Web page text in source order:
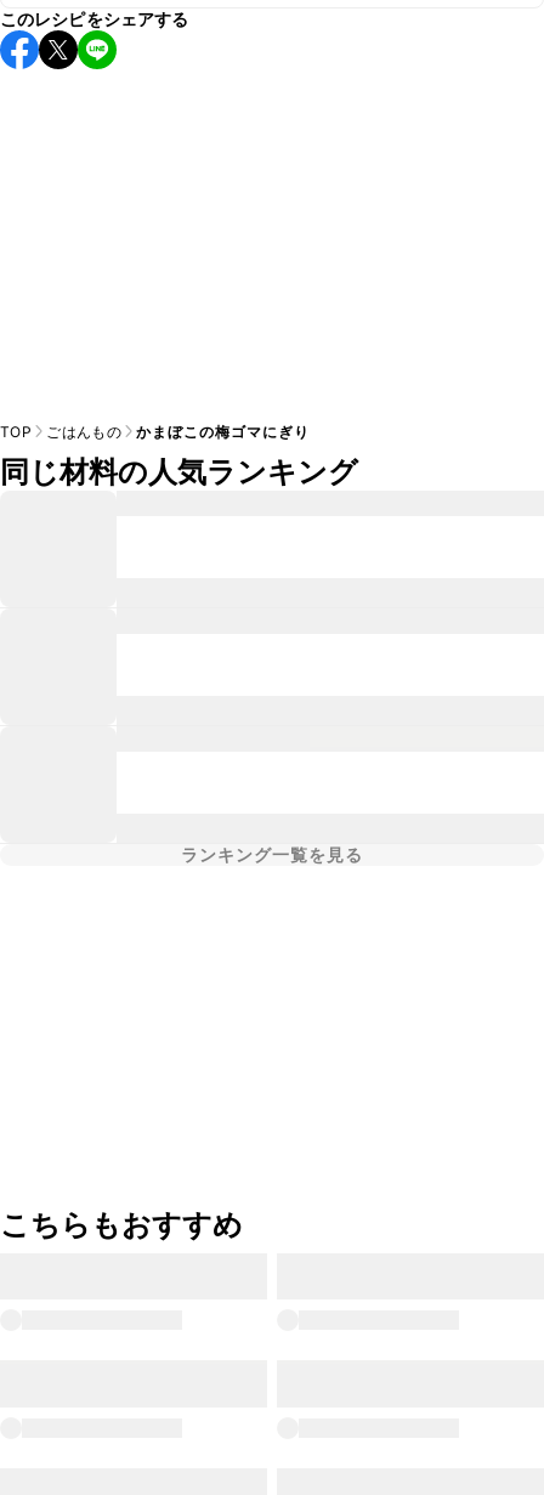
保存期間は冷蔵で当日中が目安です。なるべくお早めにお召
し上がりください。
このレシピをシェアする
TOP ごはんもの かまぼこの梅ゴマにぎり
同じ材料の人気ランキング
ランキング一覧を見る
こちらもおすすめ